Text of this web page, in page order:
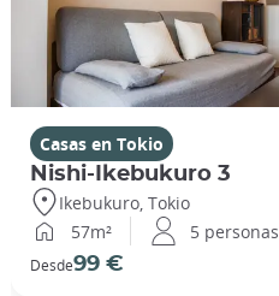
Casas en Tokio
Nishi-Ikebukuro 3
Ikebukuro, Tokio
57m²
5 personas
Desde99 €